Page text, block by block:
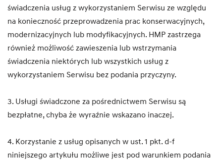
świadczenia usług z wykorzystaniem Serwisu ze względu
na konieczność przeprowadzenia prac konserwacyjnych,
modernizacyjnych lub modyfikacyjnych. HMP zastrzega
również możliwość zawieszenia lub wstrzymania
świadczenia niektórych lub wszystkich usług z
wykorzystaniem Serwisu bez podania przyczyny.
3. Usługi świadczone za pośrednictwem Serwisu są
bezpłatne, chyba że wyraźnie wskazano inaczej.
4. Korzystanie z usług opisanych w ust. 1 pkt. d-f
niniejszego artykułu możliwe jest pod warunkiem podania